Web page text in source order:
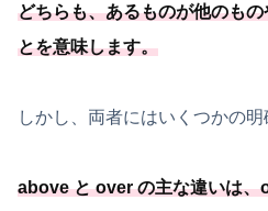
どちらも、あるものが他のも
とを意味します。
しかし、両者にはいくつかの明
above と over の主な違いは、